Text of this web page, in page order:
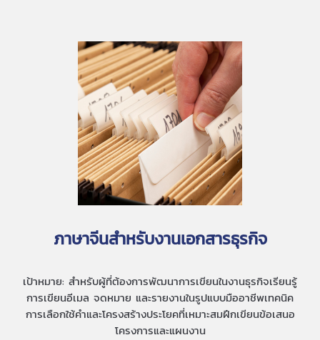
ภาษาจีนสำหรับงานเอกสารธุรกิจ
เป้าหมาย: สำหรับผู้ที่ต้องการพัฒนาการเขียนในงานธุรกิจเรียนรู้
การเขียนอีเมล จดหมาย และรายงานในรูปแบบมืออาชีพเทคนิค
การเลือกใช้คำและโครงสร้างประโยคที่เหมาะสมฝึกเขียนข้อเสนอ
โครงการและแผนงาน